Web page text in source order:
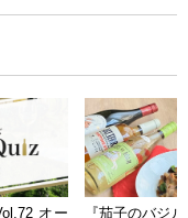
オー
『茄子のバジ